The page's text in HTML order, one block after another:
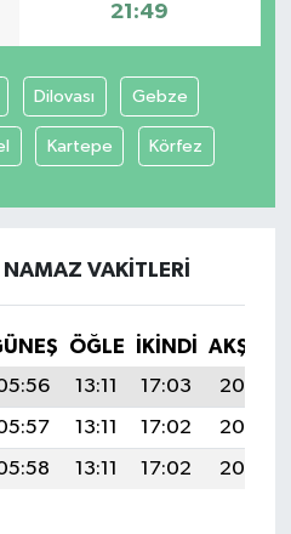
21:49
Dilovası Gebze
Kartepe Körfez
NAMAZ VAKITLERI
ÖĞLE İKINDI
AKŞAM
13:11 17:03
20:16
13:11 17:02
20:15
13:11 17:02 20:13